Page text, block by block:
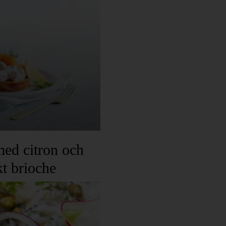
citron och
brioche